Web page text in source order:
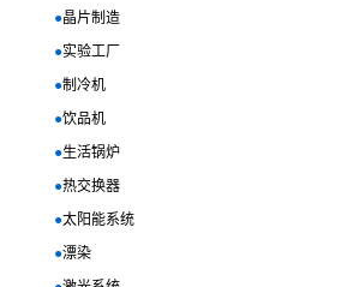
●晶片制造
●实验工厂
●制冷机
●饮品机
●生活锅炉
●热交换器
●太阳能系统
●漂染